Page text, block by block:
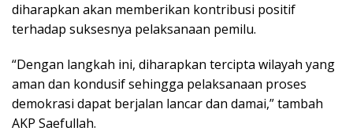
diharapkan akan memberikan kontribusi positif
terhadap suksesnya pelaksanaan pemilu.
“Dengan langkah ini, diharapkan tercipta wilayah yang
aman dan kondusif sehingga pelaksanaan proses
demokrasi dapat berjalan lancar dan damai,” tambah
AKP Saefullah.